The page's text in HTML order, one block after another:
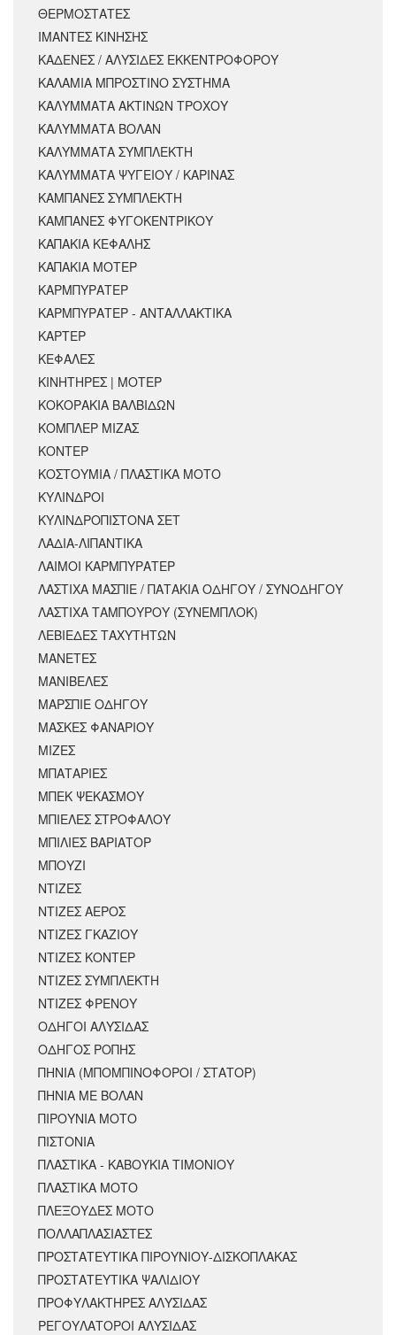
ΘΕΡΜΟΣΤΑΤΕΣ
ΙΜΑΝΤΕΣ ΚΙΝΗΣΗΣ
ΚΑΔΕΝΕΣ / ΑΛΥΣΙΔΕΣ ΕΚΚΕΝΤΡΟΦΟΡΟΥ
ΚΑΛΑΜΙΑ ΜΠΡΟΣΤΙΝΟ ΣΥΣΤΗΜΑ
ΚΑΛΥΜΜΑΤΑ ΑΚΤΙΝΩΝ ΤΡΟΧΟΥ
ΚΑΛΥΜΜΑΤΑ ΒΟΛΑΝ
ΚΑΛΥΜΜΑΤΑ ΣΥΜΠΛΕΚΤΗ
ΚΑΛΥΜΜΑΤΑ ΨΥΓΕΙΟΥ / ΚΑΡΙΝΑΣ
ΚΑΜΠΑΝΕΣ ΣΥΜΠΛΕΚΤΗ
ΚΑΜΠΑΝΕΣ ΦΥΓΟΚΕΝΤΡΙΚΟΥ
ΚΑΠΑΚΙΑ ΚΕΦΑΛΗΣ
ΚΑΠΑΚΙΑ ΜΟΤΕΡ
ΚΑΡΜΠΥΡΑΤΕΡ
ΚΑΡΜΠΥΡΑΤΕΡ - ΑΝΤΑΛΛΑΚΤΙΚΑ
ΚΑΡΤΕΡ
ΚΕΦΑΛΕΣ
ΚΙΝΗΤΗΡΕΣ | ΜΟΤΕΡ
ΚΟΚΟΡΑΚΙΑ ΒΑΛΒΙΔΩΝ
ΚΟΜΠΛΕΡ ΜΙΖΑΣ
ΚΟΝΤΕΡ
ΚΟΣΤΟΥΜΙΑ / ΠΛΑΣΤΙΚΑ ΜΟΤΟ
ΚΥΛΙΝΔΡΟΙ
ΚΥΛΙΝΔΡΟΠΙΣΤΟΝΑ ΣΕΤ
ΛΑΔΙΑ-ΛΙΠΑΝΤΙΚΑ
ΛΑΙΜΟΙ ΚΑΡΜΠΥΡΑΤΕΡ
ΛΑΣΤΙΧΑ ΜΑΣΠΙΕ / ΠΑΤΑΚΙΑ ΟΔΗΓΟΥ / ΣΥΝΟΔΗΓΟΥ
ΛΑΣΤΙΧΑ ΤΑΜΠΟΥΡΟΥ (ΣΥΝΕΜΠΛΟΚ)
ΛΕΒΙΕΔΕΣ ΤΑΧΥΤΗΤΩΝ
ΜΑΝΕΤΕΣ
ΜΑΝΙΒΕΛΕΣ
ΜΑΡΣΠΙΕ ΟΔΗΓΟΥ
ΜΑΣΚΕΣ ΦΑΝΑΡΙΟΥ
ΜΙΖΕΣ
ΜΠΑΤΑΡΙΕΣ
ΜΠΕΚ ΨΕΚΑΣΜΟΥ
ΜΠΙΕΛΕΣ ΣΤΡΟΦΑΛΟΥ
ΜΠΙΛΙΕΣ ΒΑΡΙΑΤΟΡ
ΜΠΟΥΖΙ
ΝΤΙΖΕΣ
ΝΤΙΖΕΣ ΑΕΡΟΣ
ΝΤΙΖΕΣ ΓΚΑΖΙΟΥ
ΝΤΙΖΕΣ ΚΟΝΤΕΡ
ΝΤΙΖΕΣ ΣΥΜΠΛΕΚΤΗ
ΝΤΙΖΕΣ ΦΡΕΝΟΥ
ΟΔΗΓΟΙ ΑΛΥΣΙΔΑΣ
ΟΔΗΓΟΣ ΡΟΠΗΣ
ΠΗΝΙΑ (ΜΠΟΜΠΙΝΟΦΟΡΟΙ / ΣΤΑΤΟΡ)
ΠΗΝΙΑ ΜΕ ΒΟΛΑΝ
ΠΙΡΟΥΝΙΑ ΜΟΤΟ
ΠΙΣΤΟΝΙΑ
ΠΛΑΣΤΙΚΑ - ΚΑΒΟΥΚΙΑ ΤΙΜΟΝΙΟΥ
ΠΛΑΣΤΙΚΑ ΜΟΤΟ
ΠΛΕΞΟΥΔΕΣ ΜΟΤΟ
ΠΟΛΛΑΠΛΑΣΙΑΣΤΕΣ
ΠΡΟΣΤΑΤΕΥΤΙΚΑ ΠΙΡΟΥΝΙΟΥ-ΔΙΣΚΟΠΛΑΚΑΣ
ΠΡΟΣΤΑΤΕΥΤΙΚΑ ΨΑΛΙΔΙΟΥ
ΠΡΟΦΥΛΑΚΤΗΡΕΣ ΑΛΥΣΙΔΑΣ
ΡΕΓΟΥΛΑΤΟΡΟΙ ΑΛΥΣΙΔΑΣ